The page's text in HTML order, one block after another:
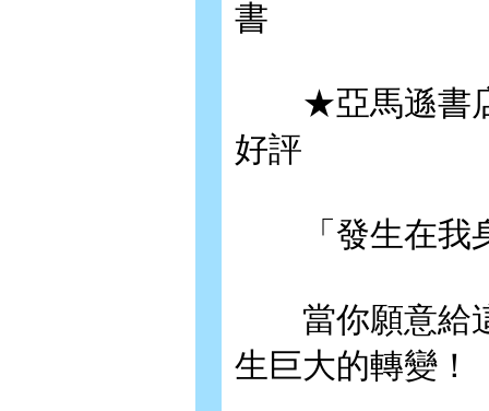
書
★亞馬遜書店
好評
「發生在我身
當你願意給這
生巨大的轉變！